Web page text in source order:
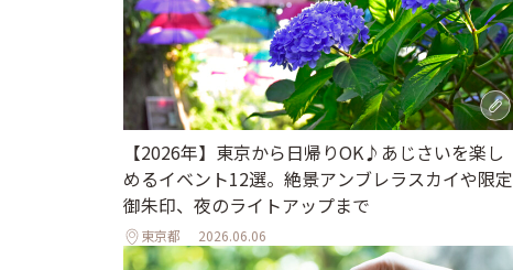
【2026年】東京から日帰りOK♪あじさいを楽し
めるイベント12選。絶景アンブレラスカイや限定
御朱印、夜のライトアップまで
東京都 2026.06.06